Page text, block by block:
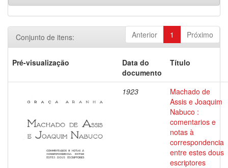
Anterior 1 Próximo
Conjunto de itens:
Pré-visualização
Data do
documento
Título
1923
Machado de
Assis e Joaquim
Nabuco :
comentarios e
notas à
correspondencia
entre estes dous
escriptores